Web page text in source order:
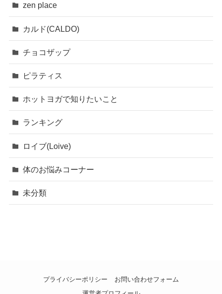
zen place
カルド(CALDO)
チョコザップ
ピラティス
ホットヨガで知りたいこと
ランキング
ロイブ(Loive)
体のお悩みコーナー
未分類
プライバシーポリシー
お問い合わせフォーム